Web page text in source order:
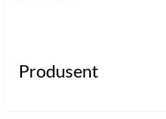
Produsent